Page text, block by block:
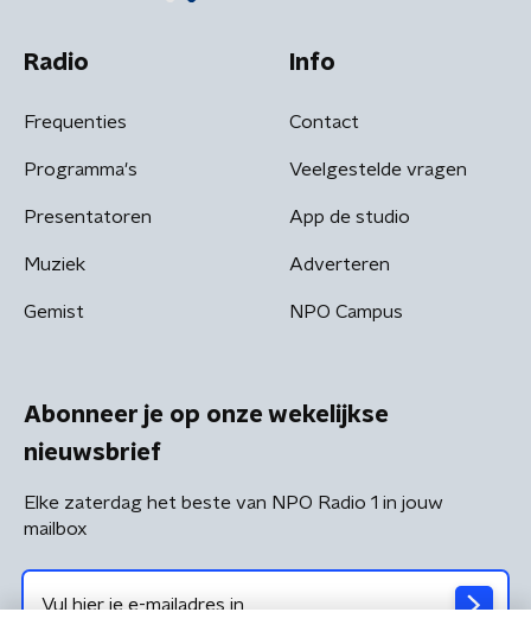
Radio
Frequenties
Programma's
Presentatoren
Muziek
Gemist
Info
Contact
Veelgestelde vragen
App de studio
Adverteren
NPO Campus
Abonneer je op onze wekelijkse
nieuwsbrief
Elke zaterdag het beste van NPO Radio 1 in jouw
mailbox